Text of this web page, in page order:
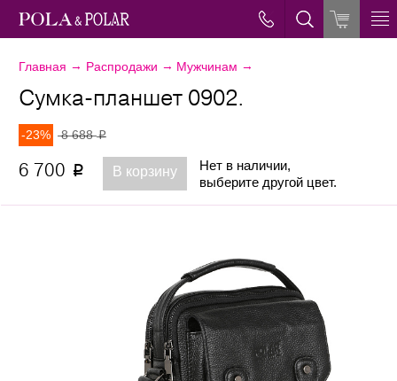
Главная → Распродажи → Мужчинам →
Сумка-планшет 0902.
-23% 8 688p
6 700 p В корзину
Нет в наличии,
выберите другой цвет.